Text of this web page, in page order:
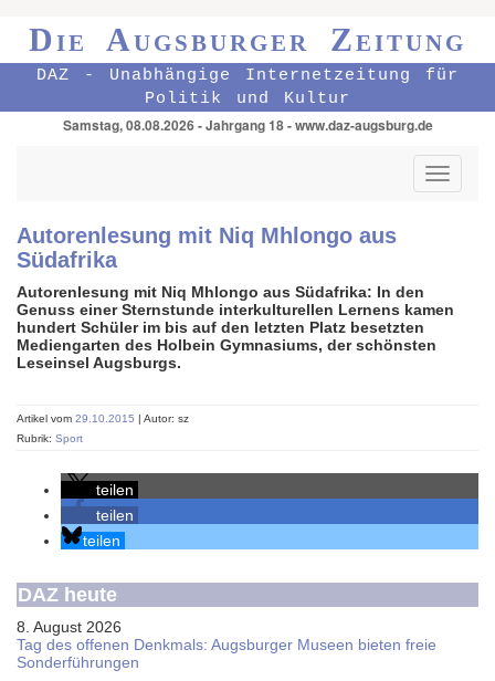
Die Augsburger Zeitung
DAZ - Unabhängige Internetzeitung für
Politik und Kultur
Samstag, 08.08.2026 - Jahrgang 18 - www.daz-augsburg.de
Toggle
Autorenlesung mit Niq Mhlongo aus
Südafrika
Autorenlesung mit Niq Mhlongo aus Südafrika: In den
Genuss einer Sternstunde interkulturellen Lernens kamen
hundert Schüler im bis auf den letzten Platz besetzten
Mediengarten des Holbein Gymnasiums, der schönsten
Leseinsel Augsburgs.
Artikel vom 29.10.2015 | Autor: sz
Rubrik: Sport
teilen
teilen
teilen
DAZ heute
8. August 2026
Tag des offenen Denkmals: Augsburger Museen bieten freie
Sonderführungen